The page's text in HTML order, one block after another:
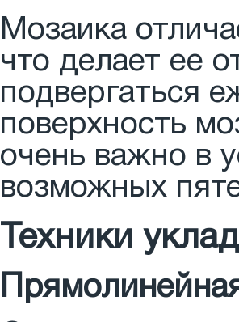
Мозаика
что делает ее
подвергаться
поверхность
очень важно в
возможных
Техники